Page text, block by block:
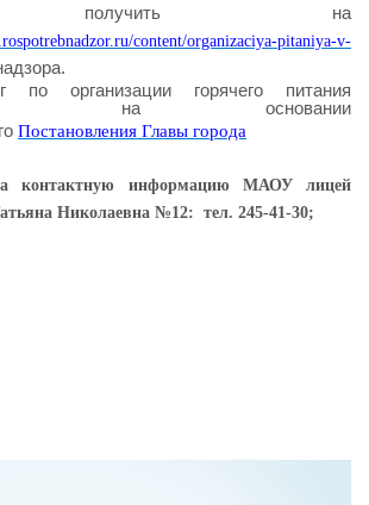
получить на
content/organizaciya-pitaniya-v-
по организации горячего питания
на основании
Постановления Главы города
контактную информацию МАОУ лицей
Николаевна №12: тел. 245-41-30;